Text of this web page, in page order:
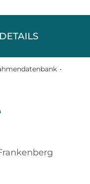
•